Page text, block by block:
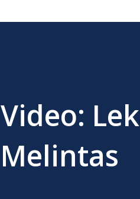
Video:
Melintas